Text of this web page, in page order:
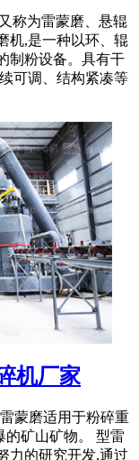
称为雷蒙磨、悬辊
机,是一种以环、辊
制粉设备。具有干
可调、结构紧凑等
机厂家
蒙磨适用于粉碎重
的矿山矿物。 型雷
力的研究开发,通过